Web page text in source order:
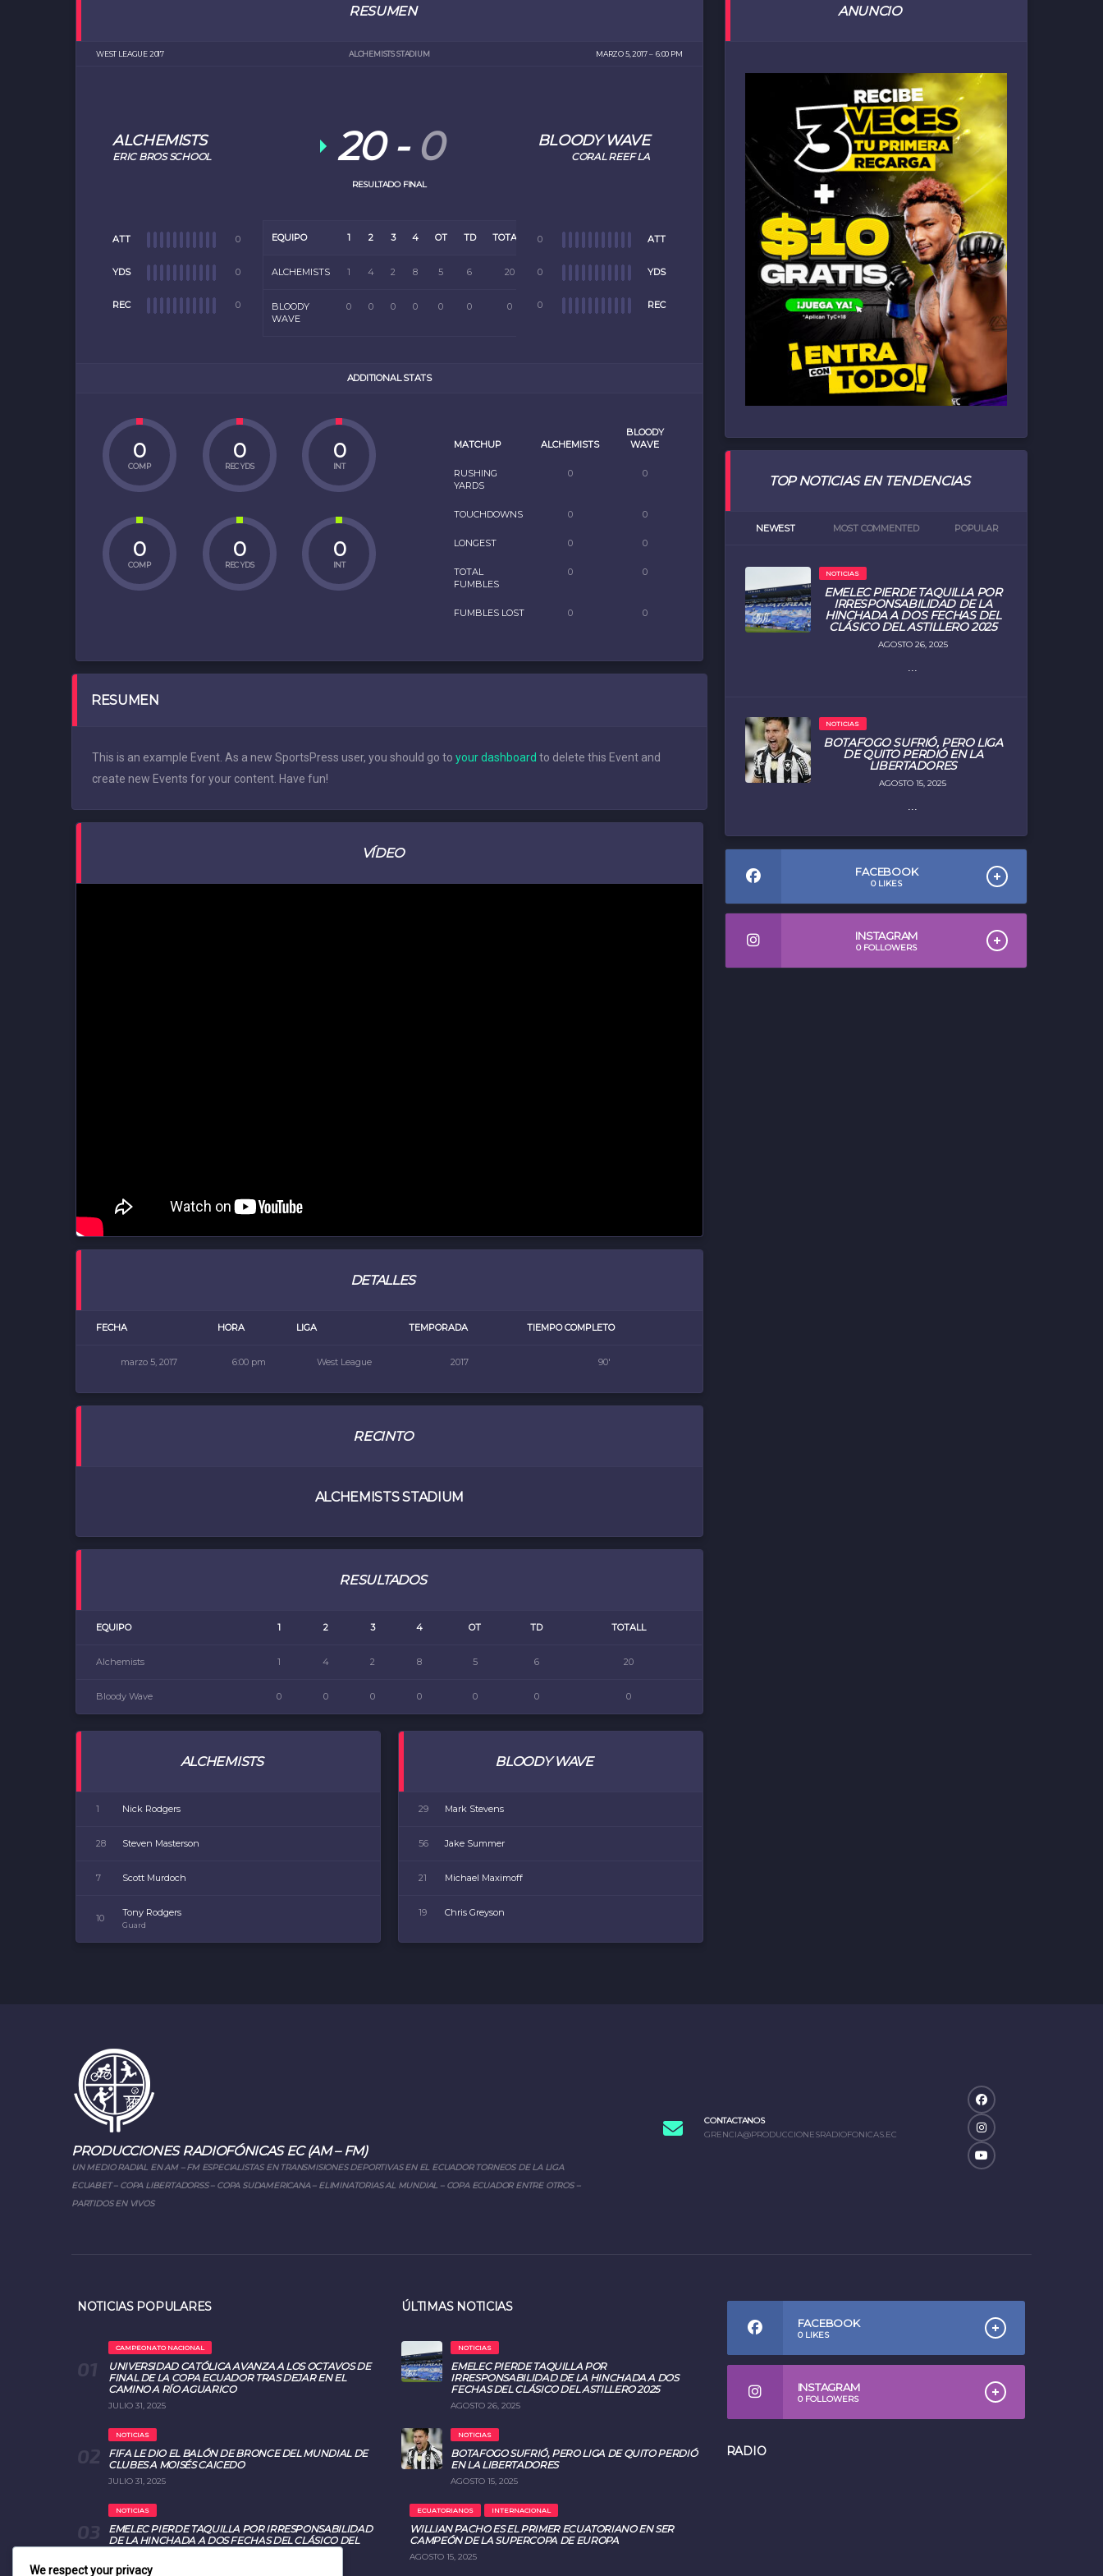
RESUMEN
WEST LEAGUE 2017 ALCHEMISTS STADIUM MARZO 5, 2017 6:00 PM
ALCHEMISTS
ERIC BROS SCHOOL
BLOODY WAVE
CORAL REEF LA
20- 0
RESULTADO FINAL
EQUIPO 1 2 3 4 OT TD TOTALL
ALCHEMISTS 1 4 2 8 5 6 20
BLOODY
WAVE
0 0 0 0 0 0 0
ATT 0
YDS 0
REC 0
0 ATT
0 YDS
0 REC
ADDITIONAL STATS
0
COMP
0
REC YDS
0
INT
0
COMP
0
REC YDS
0
INT
MATCHUP ALCHEMISTS
BLOODY
WAVE
RUSHING
YARDS
0 0
TOUCHDOWNS 0 0
LONGEST 0 0
TOTAL
FUMBLES
0 0
FUMBLES LOST 0 0
RESUMEN
This is an example Event. As a new SportsPress user, you should go to your dashboard to delete this Event and
create new Events for your content. Have fun!
VÍDEO
DETALLES
FECHA HORA LIGA TEMPORADA TIEMPO COMPLETO
marzo 5, 2017 6:00 pm West League 2017 90'
RECINTO
ALCHEMISTS STADIUM
RESULTADOS
EQUIPO 1 2 3 4 OT TD TOTALL
Alchemists 1 4 2 8 5 6 20
Bloody Wave 0 0 0 0 0 0 0
ALCHEMISTS
1 Nick Rodgers
28 Steven Masterson
7 Scott Murdoch
10 Tony Rodgers
Guard
BLOODY WAVE
29 Mark Stevens
56 Jake Summer
21 Michael Maximoff
19 Chris Greyson
ANUNCIO
TOP NOTICIAS EN TENDENCIAS
NEWEST MOST COMMENTED POPULAR
NOTICIAS
EMELEC PIERDE TAQUILLA POR
IRRESPONSABILIDAD DE LA
HINCHADA A DOS FECHAS DEL
CLÁSICO DEL ASTILLERO 2025
AGOSTO 26, 2025
NOTICIAS
BOTAFOGO SUFRIÓ, PERO LIGA
DE QUITO PERDIÓ EN LA
LIBERTADORES
AGOSTO 15, 2025
FACEBOOK
0LIKES
INSTAGRAM
0FOLLOWERS
PRODUCCIONES RADIOFÓNICAS EC (AM – FM)
UN MEDIO RADIAL EN AM – FM ESPECIALISTAS EN TRANSMISIONES DEPORTIVAS EN EL ECUADOR TORNEOS DE LA LIGA
ECUABET – COPA LIBERTADORSS – COPA SUDAMERICANA – ELIMINATORIAS AL MUNDIAL – COPA ECUADOR ENTRE OTROS –
PARTIDOS EN VIVOS
CONTACTANOS
GRENCIA@PRODUCCIONESRADIOFONICAS.EC
NOTICIAS POPULARES
CAMPEONATO NACIONAL
UNIVERSIDAD CATÓLICA AVANZA A LOS OCTAVOS DE
FINAL DE LA COPA ECUADOR TRAS DEJAR EN EL
CAMINO A RÍO AGUARICO
JULIO 31, 2025
NOTICIAS
FIFA LE DIO EL BALÓN DE BRONCE DEL MUNDIAL DE
CLUBES A MOISÉS CAICEDO
JULIO 31, 2025
NOTICIAS
EMELEC PIERDE TAQUILLA POR IRRESPONSABILIDAD
DE LA HINCHADA A DOS FECHAS DEL CLÁSICO DEL
AGOSTO 26, 2025
ÚLTIMAS NOTICIAS
NOTICIAS
EMELEC PIERDE TAQUILLA POR
IRRESPONSABILIDAD DE LA HINCHADA A DOS
FECHAS DEL CLÁSICO DEL ASTILLERO 2025
AGOSTO 26, 2025
NOTICIAS
BOTAFOGO SUFRIÓ, PERO LIGA DE QUITO PERDIÓ
EN LA LIBERTADORES
AGOSTO 15, 2025
ECUATORIANOS INTERNACIONAL
WILLIAN PACHO ES EL PRIMER ECUATORIANO EN SER
CAMPEÓN DE LA SUPERCOPA DE EUROPA
AGOSTO 15, 2025
FACEBOOK
0LIKES
INSTAGRAM
0FOLLOWERS
RADIO
We respect your privacy